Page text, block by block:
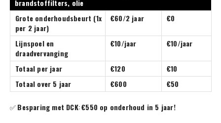
brandstoffilters, olie
Grote onderhoudsbeurt (1x
per 2 jaar)
€60/2 jaar €0
Lijnspoel en
draadvervanging
€10/jaar €10/jaar
Totaal per jaar €120
€10
Totaal over 5 jaar
€600 €50
✅Besparing met DCK:€550 op onderhoud in 5 jaar!